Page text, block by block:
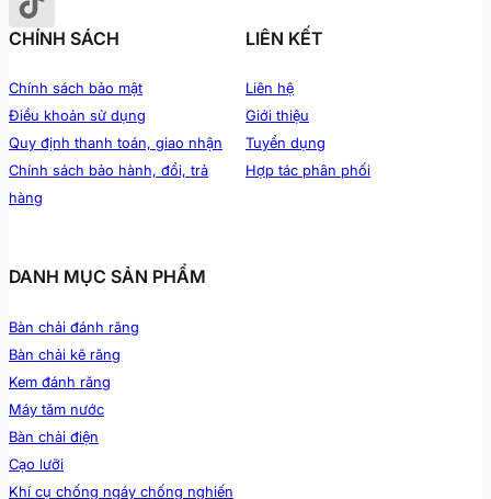
CHÍNH SÁCH
Chính sách bảo mật
Điều khoản sử dụng
Quy định thanh toán, giao nhận
Chính sách bảo hành, đổi, trả
hàng
LIÊN KẾT
Liên hệ
Giới thiệu
Tuyển dụng
Hợp tác phân phối
DANH MỤC SẢN PHẨM
Bàn chải đánh răng
Bàn chải kẽ răng
Kem đánh răng
Máy tăm nước
Bàn chải điện
Cạo lưỡi
Khí cụ chống ngáy chống nghiến